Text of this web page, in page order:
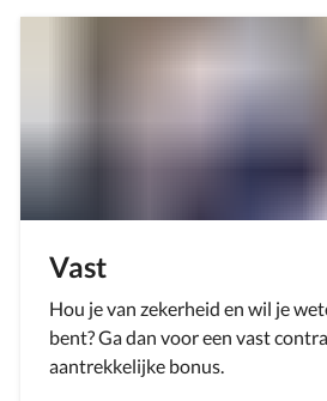
Vast
Hou je van zekerheid en wil je
bent? Ga dan voor een vast
aantrekkelijke bonus.